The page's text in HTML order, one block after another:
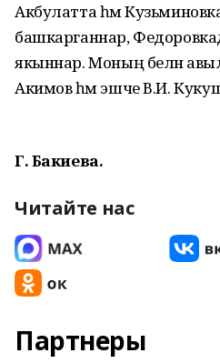
Акбулатта һәм
башкарганнар,
якыннар. Моның белән
Акимов һәм эшче В.И.
Г. Бакиева.
Читайте нас
Партнеры